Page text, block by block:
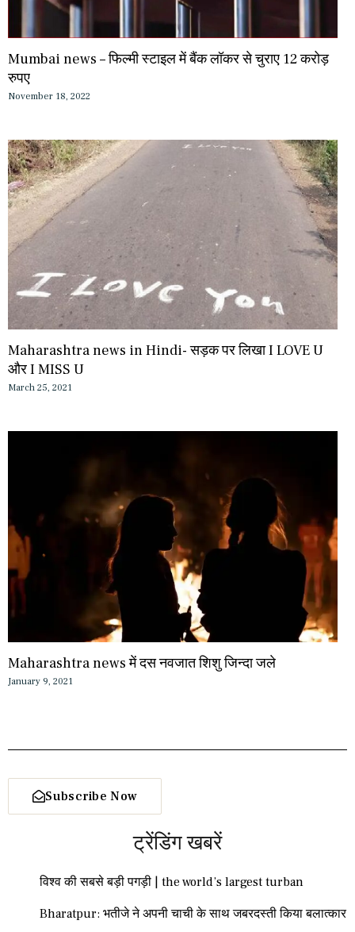
Mumbai news – फिल्मी स्टाइल में बैंक लॉकर से चुराए 12 करोड़
रुपए
November 18, 2022
Maharashtra news in Hindi- सड़क पर लिखा I LOVE U
और I MISS U
March 25, 2021
Maharashtra news में दस नवजात शिशु जिन्दा जले
January 9, 2021
Subscribe Now
ट्रेंडिंग खबरें
विश्व की सबसे बड़ी पगड़ी | the world’s largest turban
Bharatpur: भतीजे ने अपनी चाची के साथ जबरदस्ती किया बलात्कार